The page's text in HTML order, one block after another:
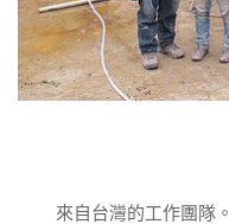
來自台灣的工作團隊。